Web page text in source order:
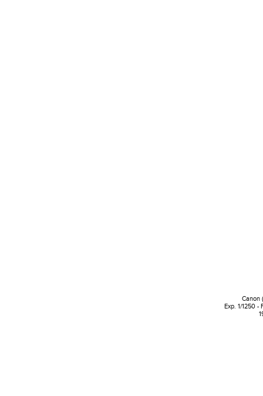
Canon
Exp. 1/1250 -